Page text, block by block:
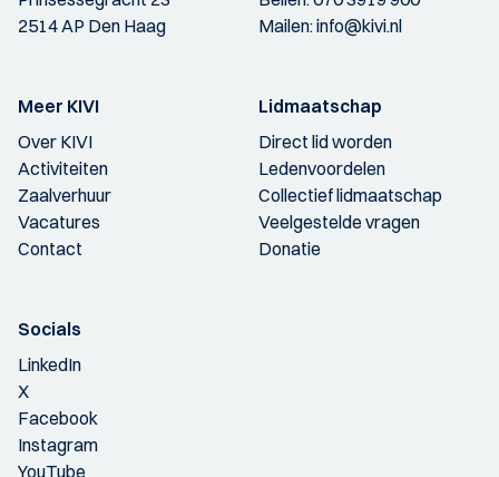
2514 AP Den Haag
Mailen:info@kivi.nl
Meer KIVI
Over KIVI
Activiteiten
Zaalverhuur
Vacatures
Contact
Lidmaatschap
Direct lid worden
Ledenvoordelen
Collectief lidmaatschap
Veelgestelde vragen
Donatie
Socials
LinkedIn
X
Facebook
Instagram
YouTube